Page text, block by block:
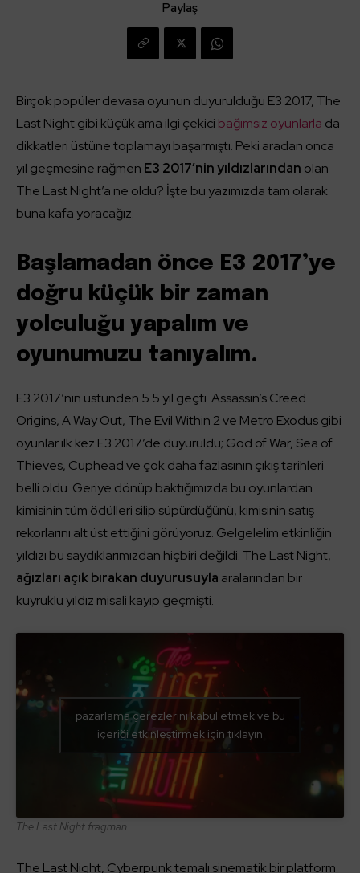
Paylaş
Birçok popüler devasa oyunun duyurulduğu E3 2017, The
Last Night gibi küçük ama ilgi çekici bağımsız oyunlarla da
dikkatleri üstüne toplamayı başarmıştı. Peki aradan onca
yıl geçmesine rağmen E3 2017’nin yıldızlarından olan
The Last Night’a ne oldu? İşte bu yazımızda tam olarak
buna kafa yoracağız.
Başlamadan önce E3 2017’ye
doğru küçük bir zaman
yolculuğu yapalım ve
oyunumuzu tanıyalım.
E3 2017’nin üstünden 5.5 yıl geçti. Assassin’s Creed
Origins, A Way Out, The Evil Within 2 ve Metro Exodus gibi
oyunlar ilk kez E3 2017’de duyuruldu; God of War, Sea of
Thieves, Cuphead ve çok daha fazlasının çıkış tarihleri
belli oldu. Geriye dönüp baktığımızda bu oyunlardan
kimisinin tüm ödülleri silip süpürdüğünü, kimisinin satış
rekorlarını alt üst ettiğini görüyoruz. Gelgelelim etkinliğin
yıldızı bu saydıklarımızdan hiçbiri değildi. The Last Night,
ağızları açık bırakan duyurusuyla aralarından bir
kuyruklu yıldız misali kayıp geçmişti.
pazarlama çerezlerini kabul etmek ve bu
içeriği etkinleştirmek için tıklayın
The Last Night fragman
The Last Night, Cyberpunk temalı sinematik bir platform